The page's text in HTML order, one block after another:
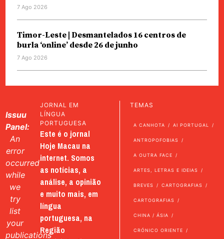
7 Ago 2026
Timor-Leste | Desmantelados 16 centros de
burla ‘online’ desde 26 de junho
7 Ago 2026
Issuu
Panel:
An
error
occurred
while
we
try
list
your
publications
JORNAL EM
LÍNGUA
PORTUGUESA
Este é o jornal
Hoje Macau na
internet. Somos
as notícias, a
análise, a opinião
e muito mais, em
língua
portuguesa, na
Região
TEMAS
A CANHOTA AI PORTUGAL
ANTROPOFOBIAS
A OUTRA FACE
ARTES, LETRAS E IDEIAS
BREVES CARTOGRAFIAS
CARTOGRAFIAS
CHINA / ÁSIA
CRÓNICO ORIENTE